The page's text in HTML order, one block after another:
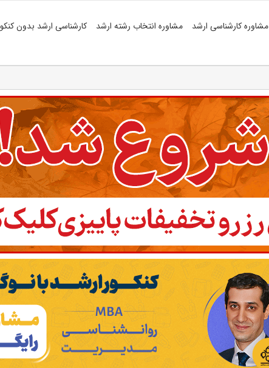
مشاوره کارشناسی ارشد مشاوره انتخاب رشته ارشد کارشناسی ارشد بدون